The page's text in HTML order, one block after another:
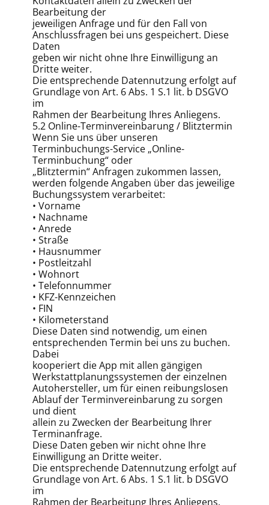
Bearbeitung der
jeweiligen Anfrage und für den Fall von
Anschlussfragen bei uns gespeichert. Diese
Daten
geben wir nicht ohne Ihre Einwilligung an
Dritte weiter.
Die entsprechende Datennutzung erfolgt auf
Grundlage von Art. 6 Abs. 1 S.1 lit. b DSGVO
im
Rahmen der Bearbeitung Ihres Anliegens.
5.2 Online-Terminvereinbarung / Blitztermin
Wenn Sie uns über unseren
Terminbuchungs-Service „Online-
Terminbuchung“ oder
„Blitztermin“ Anfragen zukommen lassen,
werden folgende Angaben über das jeweilige
Buchungssystem verarbeitet:
• Vorname
• Nachname
• Anrede
• Straße
• Hausnummer
• Postleitzahl
• Wohnort
• Telefonnummer
• KFZ-Kennzeichen
• FIN
• Kilometerstand
Diese Daten sind notwendig, um einen
entsprechenden Termin bei uns zu buchen.
Dabei
kooperiert die App mit allen gängigen
Werkstattplanungssystemen der einzelnen
Autohersteller, um für einen reibungslosen
Ablauf der Terminvereinbarung zu sorgen
und dient
allein zu Zwecken der Bearbeitung Ihrer
Terminanfrage.
Diese Daten geben wir nicht ohne Ihre
Einwilligung an Dritte weiter.
Die entsprechende Datennutzung erfolgt auf
Grundlage von Art. 6 Abs. 1 S.1 lit. b DSGVO
im
Rahmen der Bearbeitung Ihres Anliegens.